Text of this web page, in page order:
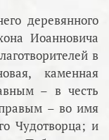
деревянного
Иоанновича
в
каменная
– в честь
– во имя
Чудотворца; и